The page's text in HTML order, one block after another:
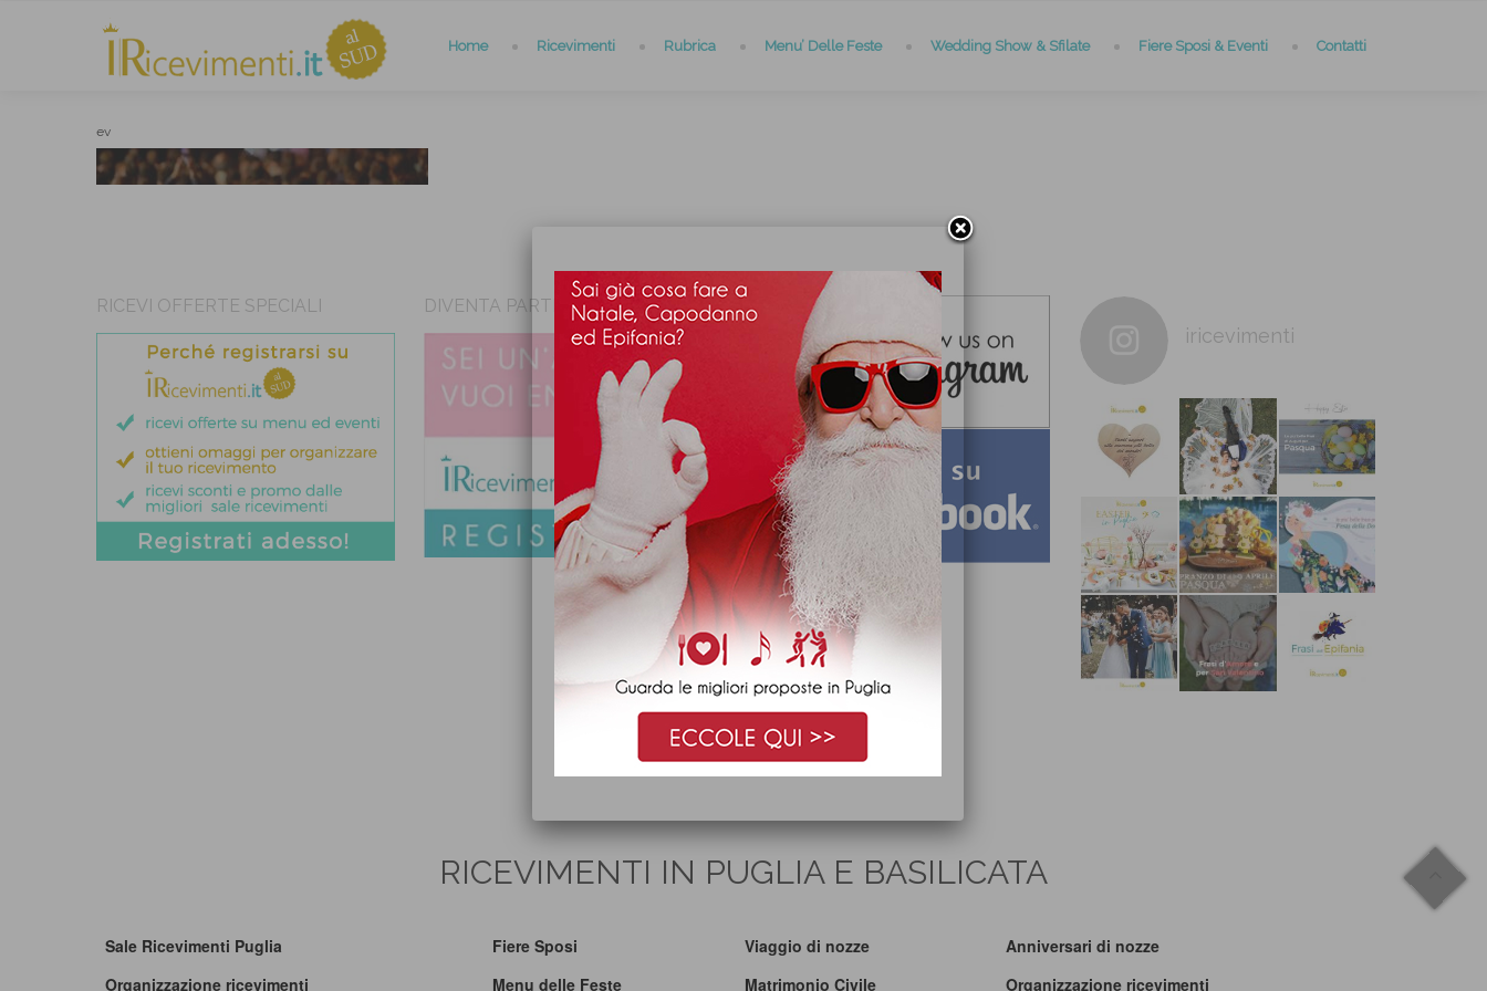
Home Ricevimenti Rubrica Menu’ Delle Feste Wedding Show & Sfilate Fiere Sposi & Eventi Contatti
ev
RICEVI OFFERTE SPECIALI DIVENTA PARTNER
iricevimenti
RICEVIMENTI IN PUGLIA E BASILICATA
Sale Ricevimenti Puglia
Organizzazione ricevimenti
Fiere Sposi
Menu delle Feste
Viaggio di nozze
Matrimonio Civile
Anniversari di nozze
Organizzazione ricevimenti